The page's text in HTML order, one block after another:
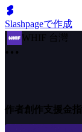
Slashpageで作成
WHIF 台灣
作者創作支援金